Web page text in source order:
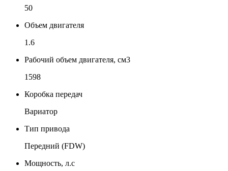
50
Объем двигателя
1.6
Рабочий объем двигателя, см3
1598
Коробка передач
Вариатор
Тип привода
Передний (FDW)
Мощность, л.с